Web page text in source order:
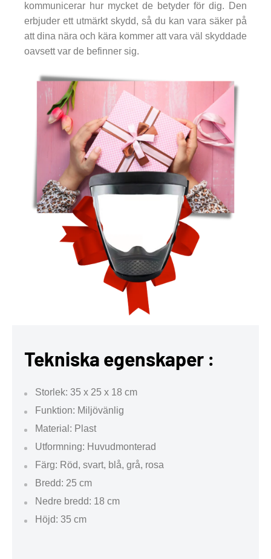
kommunicerar hur mycket de betyder för dig. Den
erbjuder ett utmärkt skydd, så du kan vara säker på
att dina nära och kära kommer att vara väl skyddade
oavsett var de befinner sig.
Tekniska egenskaper :
Storlek: 35 x 25 x 18 cm
Funktion: Miljövänlig
Material: Plast
Utformning: Huvudmonterad
Färg: Röd, svart, blå, grå, rosa
Bredd: 25 cm
Nedre bredd: 18 cm
Höjd: 35 cm